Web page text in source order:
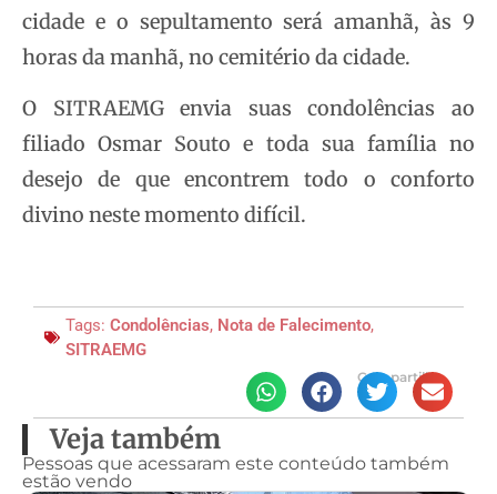
cidade e o sepultamento será amanhã, às 9
horas da manhã, no cemitério da cidade.
O SITRAEMG envia suas condolências ao
filiado Osmar Souto e toda sua família no
desejo de que encontrem todo o conforto
divino neste momento difícil.
Tags: Condolências, Nota de Falecimento,
SITRAEMG
Compartilhe
Veja também
Pessoas que acessaram este conteúdo também
estão vendo